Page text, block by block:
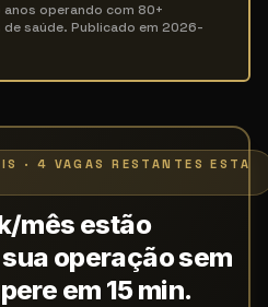
operando com 80+
saúde. Publicado em 2026-
· 4 VAGAS RESTANTES ESTA
mês estão
operação sem
em 15 min.